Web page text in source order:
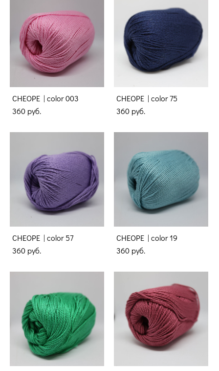
CHEOPE | color 003
360 pуб.
CHEOPE | color 75
360 pуб.
CHEOPE | color 57
360 pуб.
CHEOPE | color 19
360 pуб.